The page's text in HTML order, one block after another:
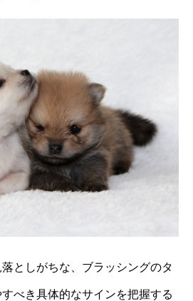
としがちな、ブラッシングのタ
べき具体的なサインを把握する